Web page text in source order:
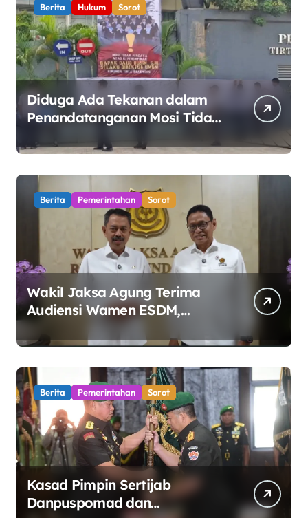
Berita Hukum Sorot
Diduga Ada Tekanan dalam
Penandatanganan Mosi Tidak
Polemik Perumda Tirta
Bhagasasi Diusut Objektif
Berita Pemerintahan Sorot
Wakil Jaksa Agung Terima
Audiensi Wamen ESDM,
Perkuat Sinergi Kawal Tata
Kelola Sektor Energi
Berita Pemerintahan Sorot
Kasad Pimpin Sertijab
Danpuspomad dan